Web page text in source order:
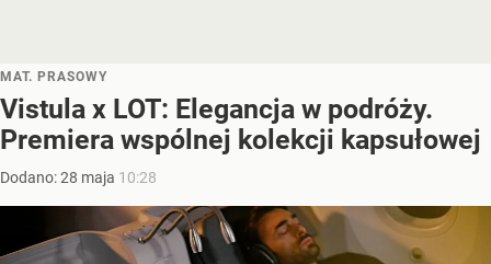
MAT. PRASOWY
Vistula x LOT: Elegancja w podróży.
Premiera wspólnej kolekcji kapsułowej
Dodano:28 maja 10:28